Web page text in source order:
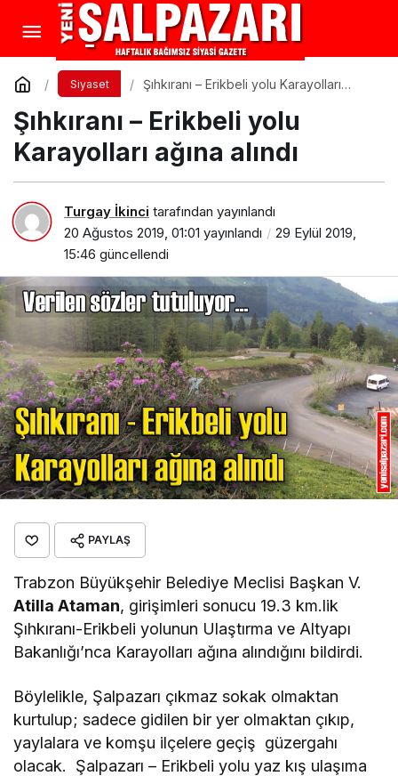
Siyaset
Şıhkıranı – Erikbeli yolu Karayolları
Şıhkıranı – Erikbeli yolu
Karayolları ağına alındı
Turgay İkinci tarafından yayınlandı
20 Ağustos 2019, 01:01 yayınlandı
29 Eylül 2019,
15:46 güncellendi
PAYLAŞ
Trabzon Büyükşehir Belediye Meclisi Başkan V.
Atilla Ataman, girişimleri sonucu 19.3 km.lik
Şıhkıranı-Erikbeli yolunun Ulaştırma ve Altyapı
Bakanlığı’nca Karayolları ağına alındığını bildirdi.
Böylelikle, Şalpazarı çıkmaz sokak olmaktan
kurtulup; sadece gidilen bir yer olmaktan çıkıp,
yaylalara ve komşu ilçelere geçiş güzergahı
olacak. Şalpazarı – Erikbeli yolu yaz kış ulaşıma